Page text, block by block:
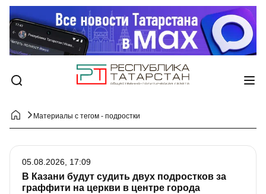
Материалы с тегом - подростки
В Казани будут судить двух подростков за
граффити на церкви в центре города
05.08.2026, 17:09